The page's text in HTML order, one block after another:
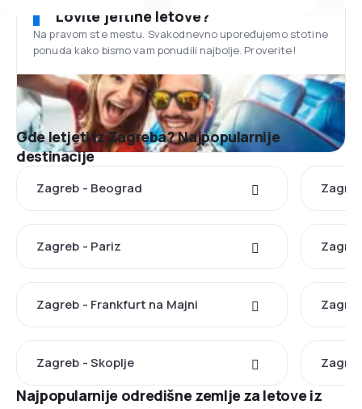
Lovite jeftine letove?
Na pravom ste mestu. Svakodnevno upoređujemo stotine
ponuda kako bismo vam ponudili najbolje. Proverite!
Gde letjeti iz Zagreba? Najpopularnije
destinacije
Zagreb - Beograd
Zagreb - Pariz
Zagreb - Frankfurt na Majni
Zagreb - Skoplje
Najpopularnije odredišne zemlje za letove iz